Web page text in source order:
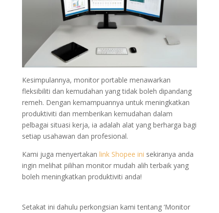
Kesimpulannya, monitor portable menawarkan
fleksibiliti dan kemudahan yang tidak boleh dipandang
remeh. Dengan kemampuannya untuk meningkatkan
produktiviti dan memberikan kemudahan dalam
pelbagai situasi kerja, ia adalah alat yang berharga bagi
setiap usahawan dan profesional.
Kami juga menyertakan link Shopee ini sekiranya anda
ingin melihat pilihan monitor mudah alih terbaik yang
boleh meningkatkan produktiviti anda!
Setakat ini dahulu perkongsian kami tentang ‘Monitor